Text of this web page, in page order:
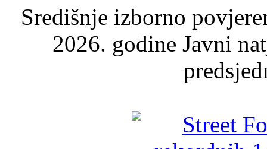
Središnje izborno
2026. godine Javni